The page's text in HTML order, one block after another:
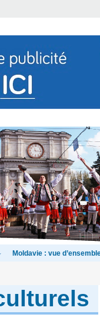
Moldavie : vue